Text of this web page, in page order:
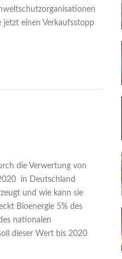
einen Verkaufsstopp
die Verwertung von
in Deutschland
und wie kann sie
Bioenergie 5% des
nationalen
dieser Wert bis 2020